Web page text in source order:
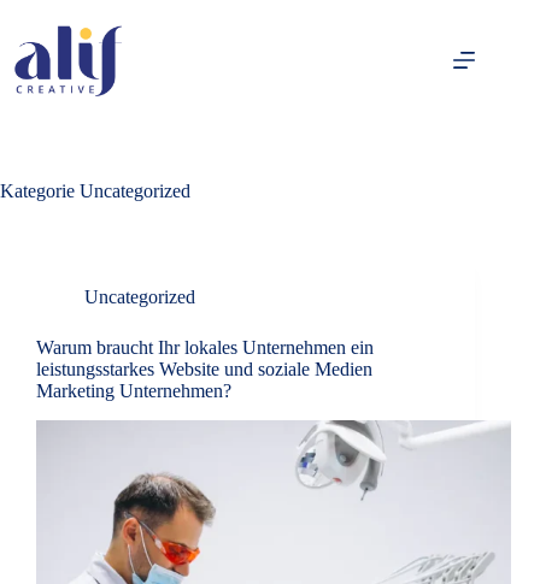
Kategorie Uncategorized
Uncategorized
Warum braucht Ihr lokales Unternehmen ein
leistungsstarkes Website und soziale Medien
Marketing Unternehmen?